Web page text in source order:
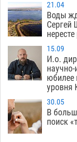
21.04
Воды
Сергей
15.09
И.о.
юбилее
уровня
30.05
В
поиск